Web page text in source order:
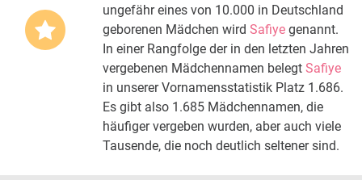
ungefähr eines von 10.000 in Deutschland
geborenen Mädchen wird Safiye genannt.
In einer Rangfolge der in den letzten Jahren
vergebenen Mädchennamen belegt Safiye
in unserer Vornamensstatistik Platz 1.686.
Es gibt also 1.685 Mädchennamen, die
häufiger vergeben wurden, aber auch viele
Tausende, die noch deutlich seltener sind.